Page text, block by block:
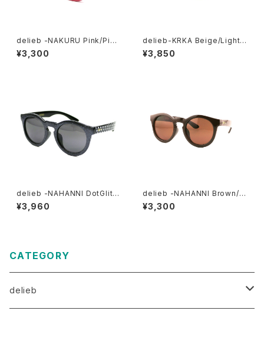
delieb -NAKURU Pink/Pink
mirror- BABYsize
¥3,300
delieb-KRKA Beige/LightB
rown- KIDSsize
¥3,850
delieb -NAHANNI DotGlitte
r/Smoke- KIDSsize
¥3,960
delieb -NAHANNI Brown/Br
own- KIDSsize
¥3,300
CATEGORY
delieb